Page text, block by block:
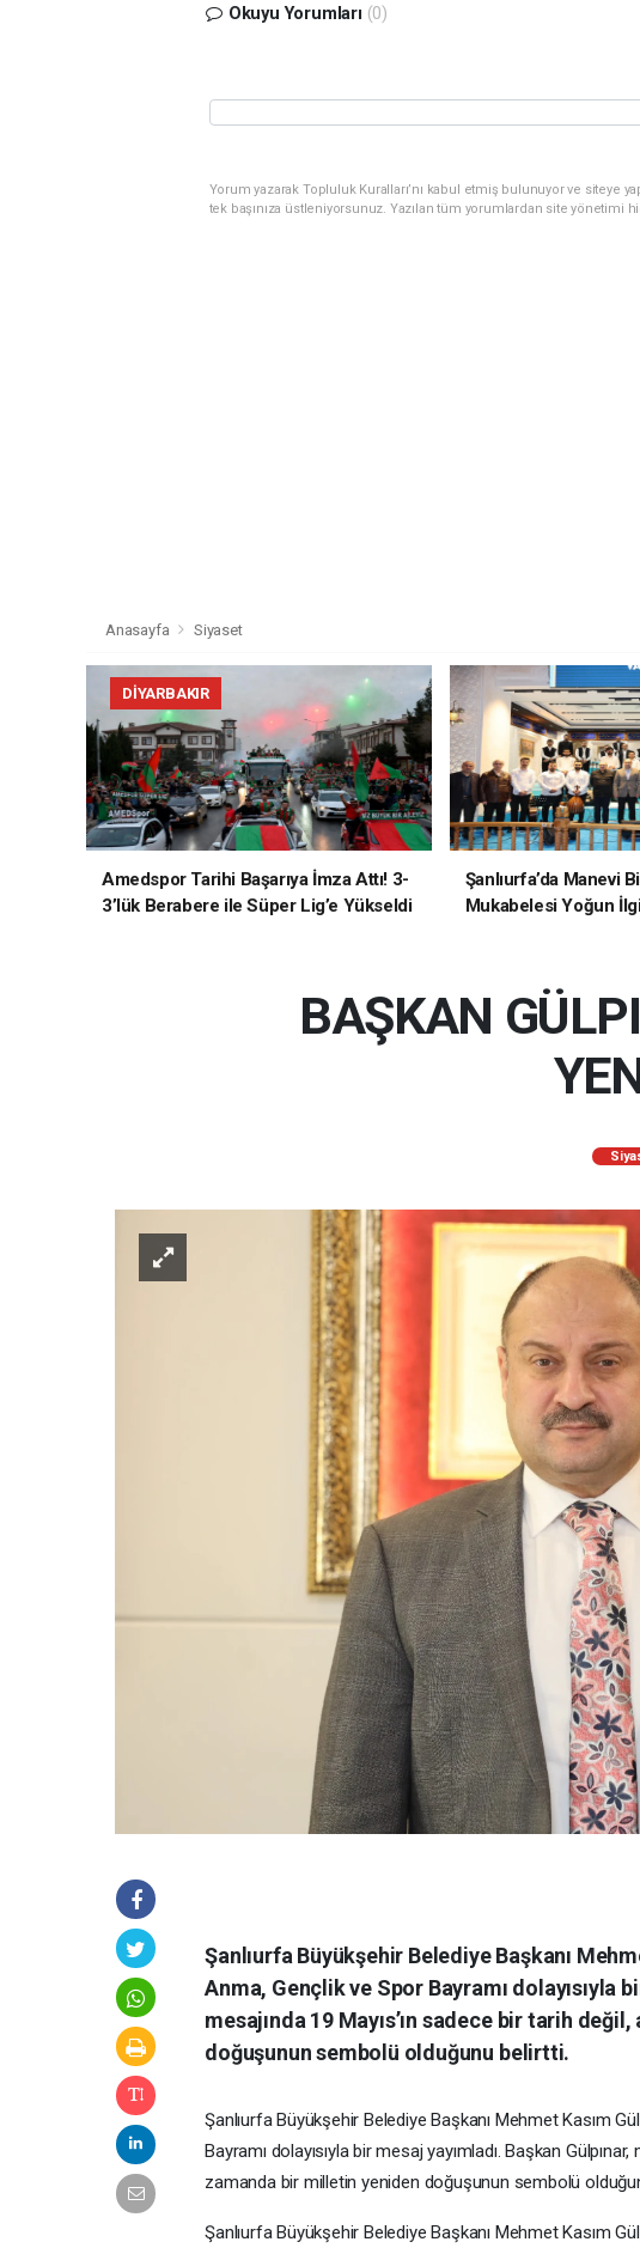
Okuyu Yorumları (0)
Yorum yazarak Topluluk Kuralları’nı kabul etmiş bulunuyor ve siteye
tek başınıza üstleniyorsunuz. Yazılan tüm yorumlardan site yönetimi
Anasayfa Siyaset
DIYARBAKIR
Amedspor Tarihi Başarıya İmza Attı! 3-
3’lük Berabere ile Süper Lig’e Yükseldi
Şanlıurfa’da Manevi
Mukabelesi Yoğun
BAŞKAN
Şanlıurfa Büyükşehir Belediye Başkanı
Anma, Gençlik ve Spor Bayramı dolayısıyla
mesajında 19 Mayıs’ın sadece bir tarih
doğuşunun sembolü olduğunu belirtti.
Şanlıurfa Büyükşehir Belediye Başkanı Mehmet Kasım
Bayramı dolayısıyla birmesajyayımladı. Başkan Gülpınar,
zamanda bir milletinyeniden doğuşunun sembolü
Şanlıurfa Büyükşehir Belediye Başkanı Mehmet Kasım